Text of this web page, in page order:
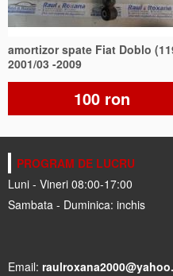
amortizor spate Fiat Doblo
2001/03 -2009
100 ron
PROGRAM DE LUCRU
Luni - Vineri 08:00-17:00
Sambata - Duminica: inchis
Email: